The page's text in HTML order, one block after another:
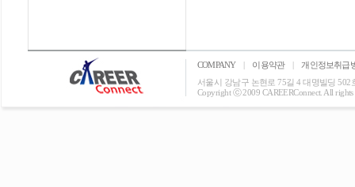
COMPANY | 이용약관 |
개인정보취급
서울시 강남구 논현로 75길 4 대명빌딩 502
Copyright ⓒ 2009 CAREERConnect. All rights